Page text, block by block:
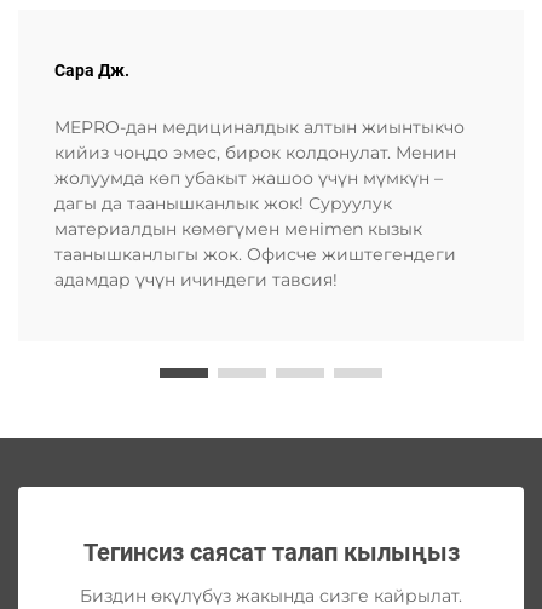
Сара Дж.
MEPRO-дан медициналдык алтын жиынтыкчо
кийиз чоңдо эмес, бирок колдонулат. Менин
жолуумда көп убакыт жашоо үчүн мүмкүн –
дагы да таанышканлык жок! Суруулук
материалдын көмөгүмен менimen кызык
таанышканлыгы жок. Офисче жиштегендеги
адамдар үчүн ичиндеги тавсия!
Тегинсиз саясат талап кылыңыз
Биздин өкүлүбүз жакында сизге кайрылат.